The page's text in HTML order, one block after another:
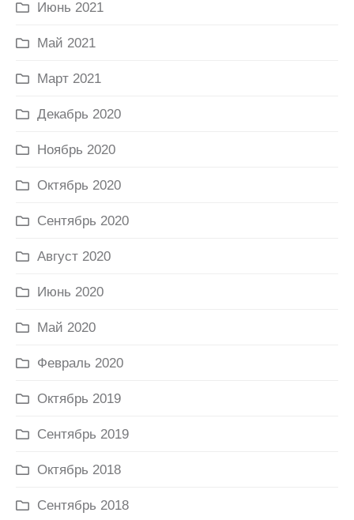
Июнь 2021
Май 2021
Март 2021
Декабрь 2020
Ноябрь 2020
Октябрь 2020
Сентябрь 2020
Август 2020
Июнь 2020
Май 2020
Февраль 2020
Октябрь 2019
Сентябрь 2019
Октябрь 2018
Сентябрь 2018